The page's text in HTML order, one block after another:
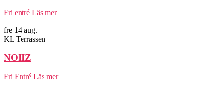
Fri entré Läs mer
fre 14 aug.
KL Terrassen
NOIIZ
Fri Entré Läs mer